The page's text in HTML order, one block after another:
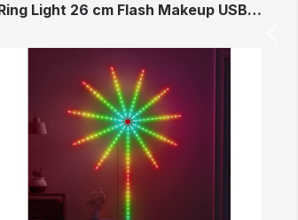
Ring Light 26 cm Flash Makeup USB Selfie Ring Lamp Phone Holder